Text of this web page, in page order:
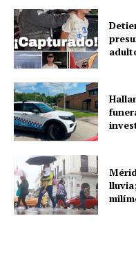
Menú
Yucatán
Sociedad y Negocios
Policíacas
Deportes
Política
Municipios